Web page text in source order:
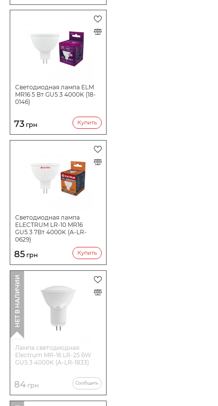
Светодиодная лампа ELM
MR16 5 Вт GU5.3 4000K (18-
0146)
73 грн Купить
Светодиодная лампа
ELECTRUM LR-10 MR16
GU5.3 7Вт 4000K (A-LR-
0629)
85 грн Купить
Лампа светодиодная
Electrum MR-16 LR-25 6W
GU5.3 4000K (A-LR-1833)
84 грн Сообщить
НЕТ В НАЛИЧИИ